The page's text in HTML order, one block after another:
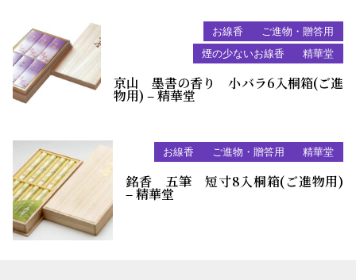
お線香
ご進物・贈答用
煙の少ないお線香
精華堂
京山 墨書の香り 小バラ6入桐箱(ご進
物用) – 精華堂
お線香 ご進物・贈答用 精華堂
銘香 五筆 短寸8入桐箱(ご進物用)
– 精華堂